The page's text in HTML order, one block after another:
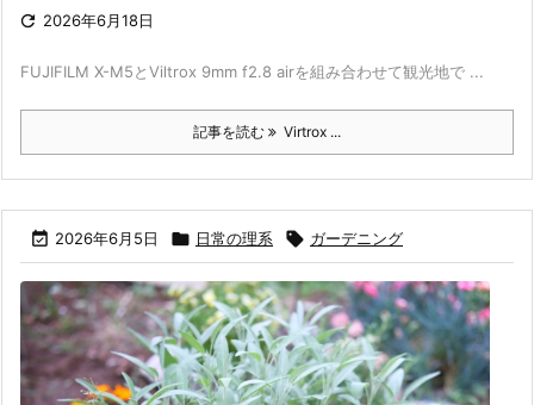
 2026年6月18日
FUJIFILM X-M5とViltrox 9mm f2.8 airを組み合わせて観光地で ...
記事を読む Virtrox ...
 2026年6月5日  日常の理系  ガーデニング